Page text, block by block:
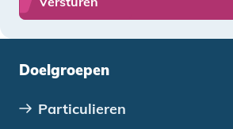
Doelgroepen
Particulieren